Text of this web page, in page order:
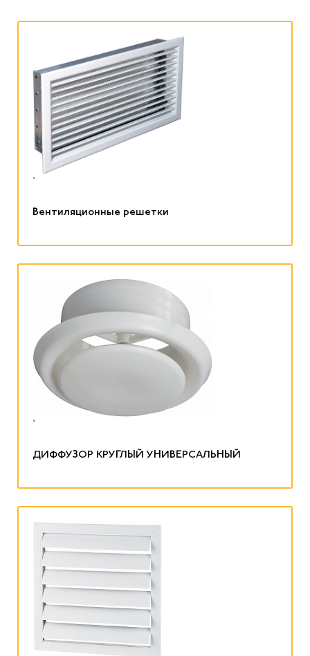
`
Вентиляционные решетки
`
ДИФФУЗОР КРУГЛЫЙ УНИВЕРСАЛЬНЫЙ